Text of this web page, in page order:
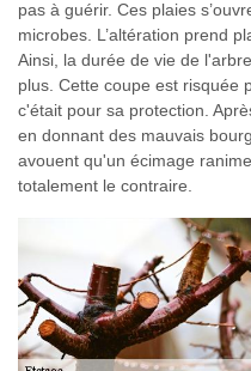
pas à guérir. Ces plaies
microbes. L’altération prend
Ainsi, la durée de vie de
plus. Cette coupe est risquée
c'était pour sa protection.
en donnant des mauvais
avouent qu'un écimage
totalement le contraire.